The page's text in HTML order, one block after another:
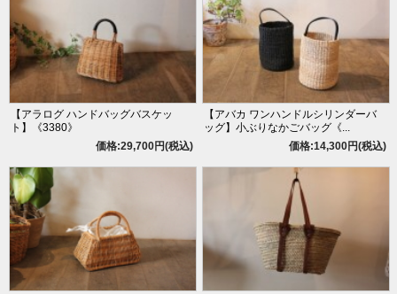
【アラログ ハンドバッグバスケッ
ト】《3380》
価格:29,700円(税込)
【アバカ ワンハンドルシリンダーバ
ッグ】小ぶりなかごバッグ《...
価格:14,300円(税込)